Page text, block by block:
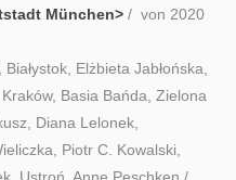
München> / von 2020
Elżbieta Jabłońska,
Basia Bańda, Zielona
Diana Lelonek,
Piotr C. Kowalski,
Ustroń, Anne Peschken /